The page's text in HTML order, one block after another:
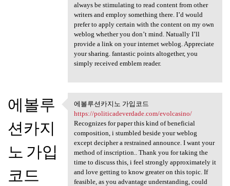
always be stimulating to read content from other
writers and employ something there. I’d would
prefer to apply certain with the content on my own
weblog whether you don’t mind. Natually I’ll
provide a link on your internet weblog. Appreciate
your sharing. fantastic points altogether, you
simply received emblem reader.
에볼루
션카지
노 가입
코드
에볼루션카지노 가입코드 https:/
에볼루션카지노 가입코드
https://politicadeverdade.com/evolcasino/
Recognizes for paper this kind of beneficial
composition, i stumbled beside your weblog
except decipher a restrained announce. I want your
method of inscription.. Thank you for taking the
time to discuss this, i feel strongly approximately it
and love getting to know greater on this topic. If
feasible, as you advantage understanding, could